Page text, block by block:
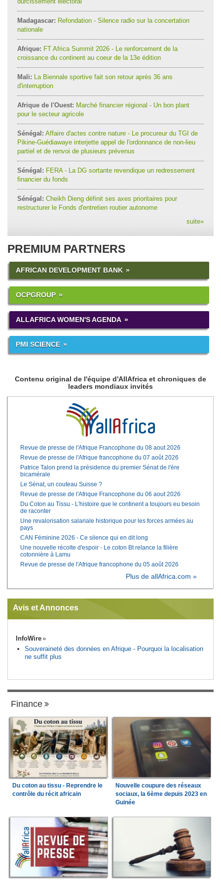
Madagascar: Refondation - Silence radio sur la concertation
nationale
Afrique: FT Africa Summit 2026 - Le renforcement de la
croissance du continent au coeur de la 13e édition
Mali: La Biennale sportive fait son retour après 36 ans
d'interruption
Afrique de l'Ouest: Marché financier régional - Un bon plant
pour le secteur agricole
Sénégal: Affaire d'actes contre nature - Le procureur du TGI de
Pikine-Guédiawaye interjette appel de l'ordonnance de non-lieu
partiel et de renvoi de plusieurs prévenus
Sénégal: FERA - La DG sortante revendique un redressement
financier du fonds
Sénégal: Cheikh Dieng définit ses axes prioritaires pour
restructurer le Fonds d'entretien routier autonome
suite»
PREMIUM PARTNERS
AFRICAN DEVELOPMENT BANK
OCPGROUP
ALLAFRICA WOMEN'S AGENDA
PMI SCIENCE
Contenu original de l'équipe d'AllAfrica et chroniques de
leaders mondiaux invités
Revue de presse de l'Afrique Francophone du 08 aout 2026
Revue de presse de l'Afrique francophone du 07 août 2026
Patrice Talon prend la présidence du premier Sénat de l'ère
bicamérale
Le Sénat, un couteau Suisse ?
Revue de presse de l'Afrique Francophone du 06 aout 2026
Du Coton au Tissu - L'histoire que le continent a toujours eu besoin
de raconter
Une revalorisation salariale historique pour les forces armées au
pays
CAN Féminine 2026 - Ce silence qui en dit long
Une nouvelle récolte d'espoir - Le coton Bt relance la filière
cotonnière à Lamu
Revue de presse de l'Afrique francophone du 05 août 2026
Plus de allAfrica.com »
Avis et Annonces
InfoWire
Souveraineté des données en Afrique - Pourquoi la localisation
ne suffit plus
Finance
Du coton au tissu - Reprendre le
contrôle du récit africain
Nouvelle coupure des réseaux
sociaux, la 6ème depuis 2023 en
Guinée